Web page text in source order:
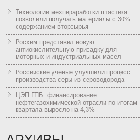
Технологии мехпераработки пластика
позволили получать материалы с 30%
содержанием вторсырья
Росхим представил новую
антиокислительную присадку для
моторных и индустриальных масел
Российские ученые улучшили процесс
производства серы из сероводорода
ЦЭП ГПБ: финансирование
нефтегазохимической отрасли по итогам I
квартала выросло на 4,3%